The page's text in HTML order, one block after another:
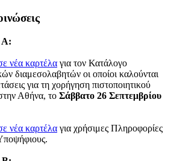
Α:
νέα καρτέλα για τον Κατάλογο
διαμεσολαβητών οι οποίοι καλούνται
για τη χορήγηση πιστοποιητικού
Αθήνα, το Σάββατο 26 Σεπτεμβρίου
νέα καρτέλα για χρήσιμες Πληροφορίες